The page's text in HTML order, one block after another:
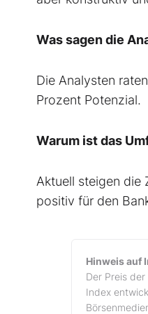
Was sagen die
Die Analysten
Prozent Potenzial.
Warum ist das
Aktuell steigen die
positiv für den
Hinweis auf
Der Preis
Index